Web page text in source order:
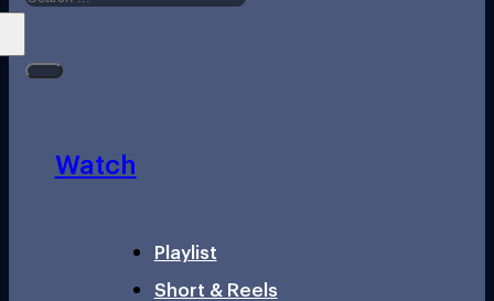
Watch
Playlist
Short & Reels